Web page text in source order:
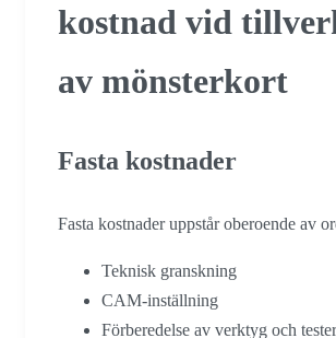
kostnad vid
av mönsterkort
Fasta kostnader
Fasta kostnader uppstår oberoende av
Teknisk granskning
CAM-inställning
Förberedelse av verktyg och tester